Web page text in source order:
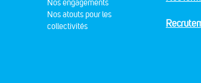
Nos engagements
Nos atouts pour les
collectivités